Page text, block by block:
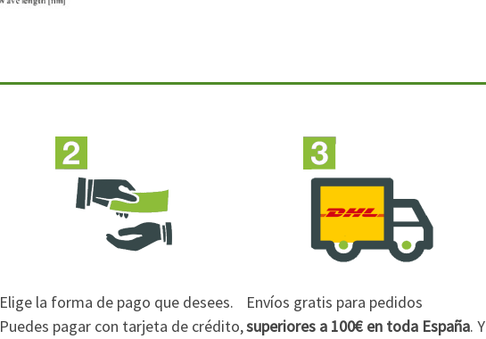
Elige la forma de pago que desees.
Puedes pagar con tarjeta de crédito,
Envíos gratis para pedidos
superiores a 100€ en toda España. Y